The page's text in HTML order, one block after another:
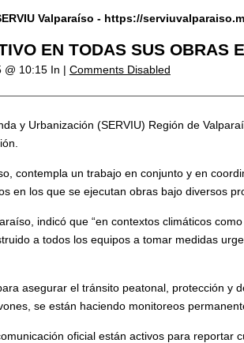
Valparaíso - https://
EN TODAS SUS OBRAS
@ 10:15 In | Comments Disabled
y Urbanización (SERVIU) Región de
contempla un trabajo en conjunto y en
en los que se ejecutan obras bajo diversos
indicó que “en contextos climáticos
a todos los equipos a tomar medidas
asegurar el tránsito peatonal, protección
se están haciendo monitoreos
oficial están activos para reportar